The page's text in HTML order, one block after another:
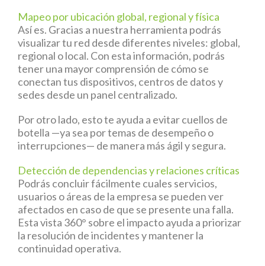
Mapeo por ubicación global, regional y física
Así es. Gracias a nuestra herramienta podrás
visualizar tu red desde diferentes niveles: global,
regional o local. Con esta información, podrás
tener una mayor comprensión de cómo se
conectan tus dispositivos, centros de datos y
sedes desde un panel centralizado.
Por otro lado, esto te ayuda a evitar cuellos de
botella —ya sea por temas de desempeño o
interrupciones— de manera más ágil y segura.
Detección de dependencias y relaciones críticas
Podrás concluir fácilmente cuales servicios,
usuarios o áreas de la empresa se pueden ver
afectados en caso de que se presente una falla.
Esta vista 360° sobre el impacto ayuda a priorizar
la resolución de incidentes y mantener la
continuidad operativa.